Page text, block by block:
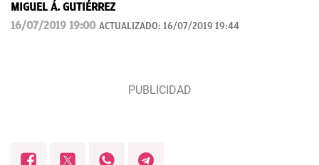
MIGUEL Á. GUTIÉRREZ
16/07/2019 19:00 ACTUALIZADO: 16/07/2019 19:44